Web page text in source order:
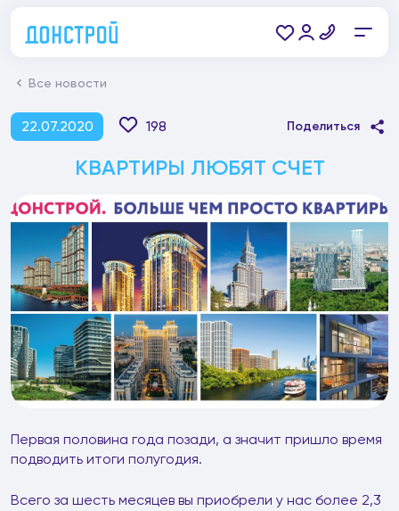
Все новости
22.07.2020 198 Поделиться
КВАРТИРЫ ЛЮБЯТ СЧЕТ
Первая половина года позади, а значит пришло время
подводить итоги полугодия.
Всего за шесть месяцев вы приобрели у нас более 2,3